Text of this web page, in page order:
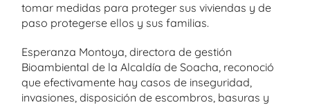
tomar medidas para proteger sus viviendas y de
paso protegerse ellos y sus familias.
Esperanza Montoya, directora de gestión
Bioambiental de la Alcaldía de Soacha, reconoció
que efectivamente hay casos de inseguridad,
invasiones, disposición de escombros, basuras y